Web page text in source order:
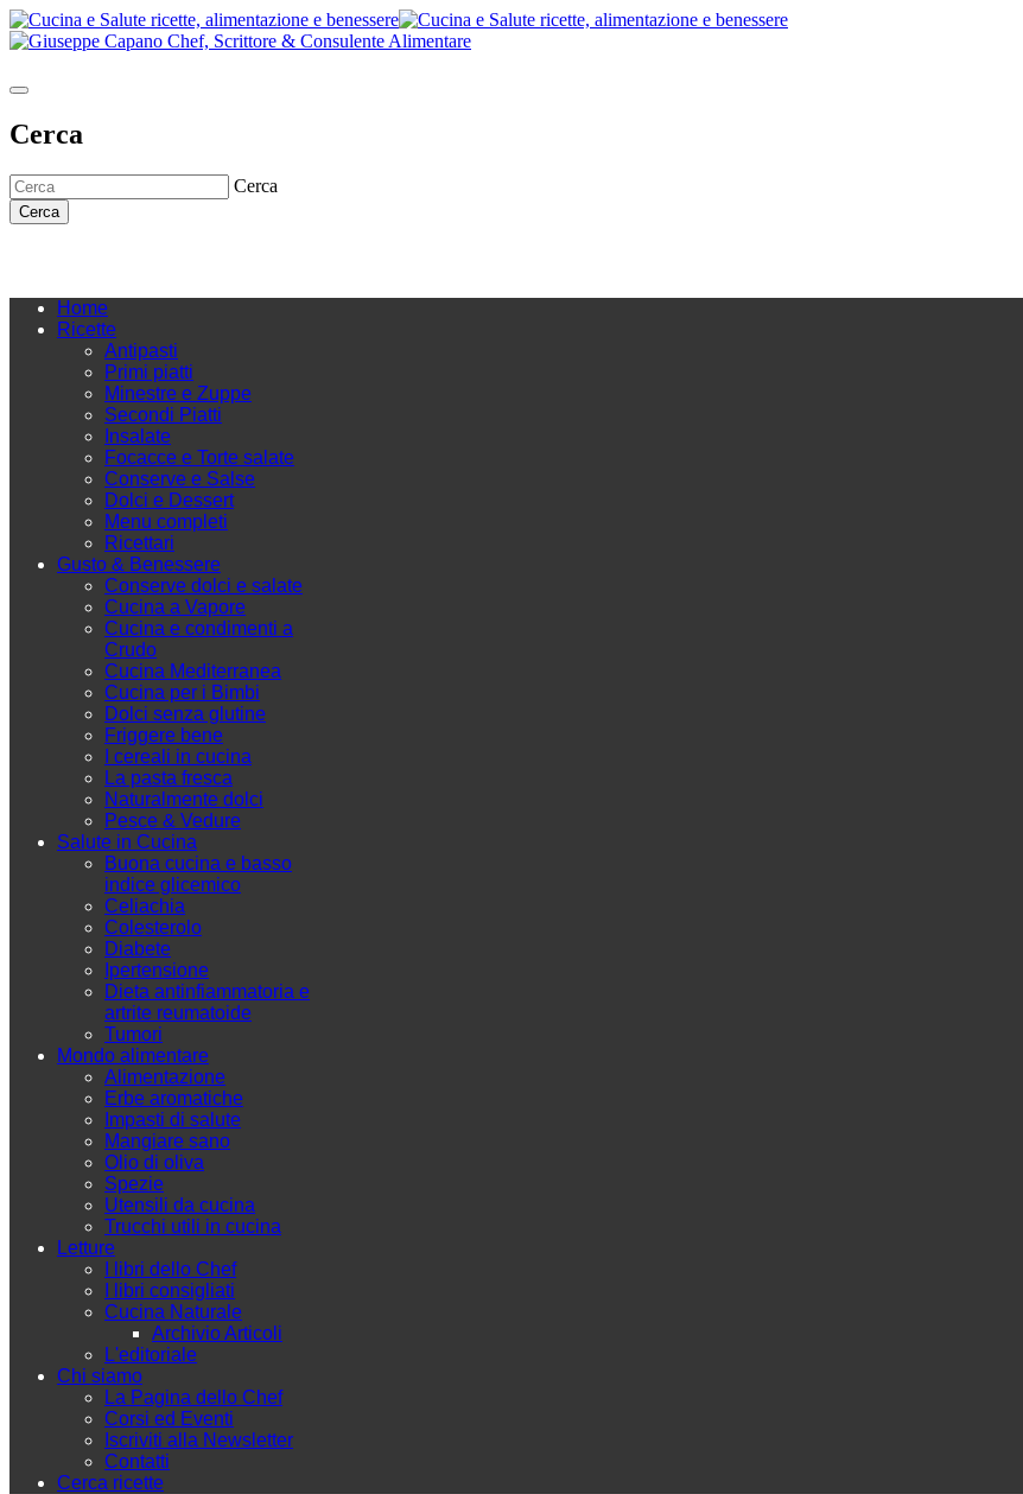
Cerca
Cerca
Cerca
Home
Ricette
Antipasti
Primi piatti
Minestre e Zuppe
Secondi Piatti
Insalate
Focacce e Torte salate
Conserve e Salse
Dolci e Dessert
Menu completi
Ricettari
Gusto & Benessere
Conserve dolci e salate
Cucina a Vapore
Cucina e condimenti a
Crudo
Cucina Mediterranea
Cucina per i Bimbi
Dolci senza glutine
Friggere bene
I cereali in cucina
La pasta fresca
Naturalmente dolci
Pesce & Vedure
Salute in Cucina
Buona cucina e basso
indice glicemico
Celiachia
Colesterolo
Diabete
Ipertensione
Dieta antinfiammatoria e
artrite reumatoide
Tumori
Mondo alimentare
Alimentazione
Erbe aromatiche
Impasti di salute
Mangiare sano
Olio di oliva
Spezie
Utensili da cucina
Trucchi utili in cucina
Letture
I libri dello Chef
I libri consigliati
Cucina Naturale
Archivio Articoli
L'editoriale
Chi siamo
La Pagina dello Chef
Corsi ed Eventi
Iscriviti alla Newsletter
Contatti
Cerca ricette